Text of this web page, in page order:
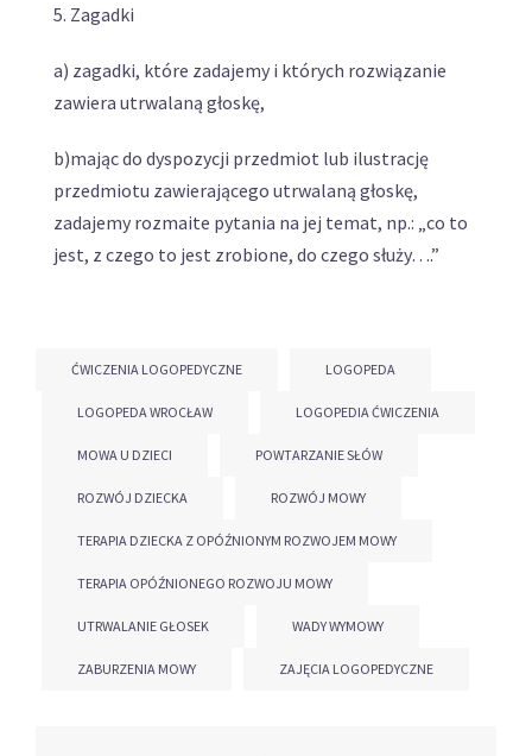
5. Zagadki
a) zagadki, które zadajemy i których rozwiązanie
zawiera utrwalaną głoskę,
b)mając do dyspozycji przedmiot lub ilustrację
przedmiotu zawierającego utrwalaną głoskę,
zadajemy rozmaite pytania na jej temat, np.: „co to
jest, z czego to jest zrobione, do czego służy….”
ĆWICZENIA LOGOPEDYCZNE LOGOPEDA
LOGOPEDA WROCŁAW LOGOPEDIA ĆWICZENIA
MOWA U DZIECI POWTARZANIE SŁÓW
ROZWÓJ DZIECKA ROZWÓJ MOWY
TERAPIA DZIECKA Z OPÓŹNIONYM ROZWOJEM MOWY
TERAPIA OPÓŹNIONEGO ROZWOJU MOWY
UTRWALANIE GŁOSEK WADY WYMOWY
ZABURZENIA MOWY ZAJĘCIA LOGOPEDYCZNE